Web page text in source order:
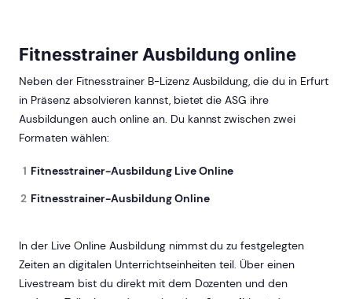
Fitnesstrainer Ausbildung online
Neben der Fitnesstrainer B-Lizenz Ausbildung, die du in Erfurt
in Präsenz absolvieren kannst, bietet die ASG ihre
Ausbildungen auch online an. Du kannst zwischen zwei
Formaten wählen:
Fitnesstrainer-Ausbildung Live Online
Fitnesstrainer-Ausbildung Online
In der Live Online Ausbildung nimmst du zu festgelegten
Zeiten an digitalen Unterrichtseinheiten teil. Über einen
Livestream bist du direkt mit dem Dozenten und den